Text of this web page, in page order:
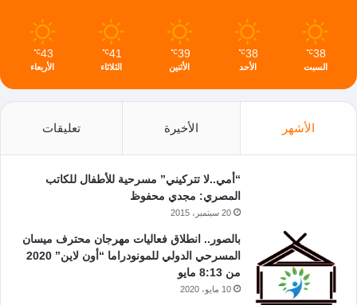
38
℃
السبت
38
℃
الأحد
39
℃
الأثنين
41
℃
الثلاثاء
43
℃
الأربعاء
الأشهر الأخيرة تعليقات
“أمي..لا تتركيني” مسرحية للأطفال للكاتب
المصري: مجدي محفوظ
20 سبتمبر، 2015
بالصور.. انطلاق فعاليات مهرجان محترف ميسان
المسرحي الدولي للمونودراما “أون لاين” 2020
من 8:13 مايو
10 مايو، 2020